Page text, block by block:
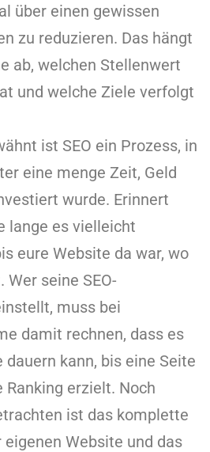
über einen gewissen
zu reduzieren. Das hängt
ab, welchen Stellenwert
und welche Ziele verfolgt
ist SEO ein Prozess, in
eine menge Zeit, Geld
wurde. Erinnert
lange es vielleicht
eure Website da war, wo
seine SEO-
muss bei
damit rechnen, dass es
kann, bis eine Seite
erzielt. Noch
ist das komplette
Website und das